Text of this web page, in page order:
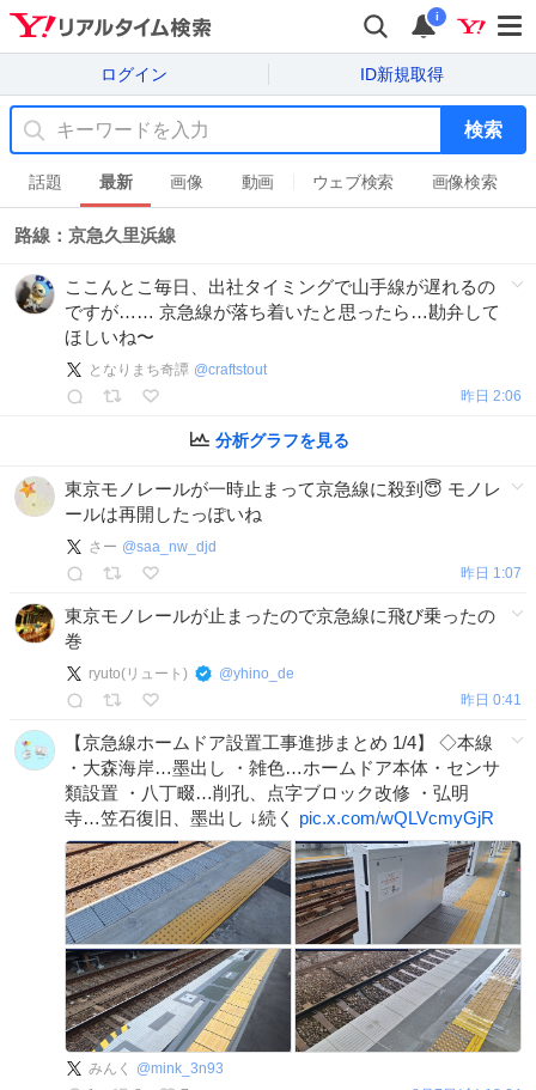
i
ログイン ID新規取得
検索
話題 最新 画像 動画 ウェブ検索 画像検索
路線：京急久里浜線
ここんとこ毎日、出社タイミングで山手線が遅れるの
ですが…… 京急線が落ち着いたと思ったら…勘弁して
ほしいね〜
となりまち奇譚 @craftstout
昨日 2:06
分析グラフを見る
東京モノレールが一時止まって京急線に殺到😇 モノレ
ールは再開したっぽいね
さー @saa_nw_djd
昨日 1:07
東京モノレールが止まったので京急線に飛び乗ったの
巻
ryuto(リュート) @yhino_de
昨日 0:41
【京急線ホームドア設置工事進捗まとめ 1/4】 ◇本線
・大森海岸…墨出し ・雑色…ホームドア本体・センサ
類設置 ・八丁畷…削孔、点字ブロック改修 ・弘明
寺…笠石復旧、墨出し ↓続く pic.x.com/wQLVcmyGjR
みんく @mink_3n93